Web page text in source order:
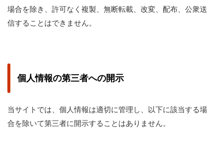
場合を除き、許可なく複製、無断転載、改変、配布、公衆送
信することはできません。
個人情報の第三者への開示
当サイトでは、個人情報は適切に管理し、以下に該当する場
合を除いて第三者に開示することはありません。